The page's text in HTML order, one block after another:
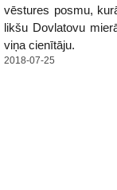
vēstures posmu,
likšu Dovlatovu
viņa cienītāju.
2018-07-25